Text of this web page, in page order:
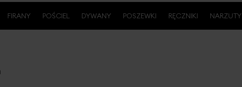
FIRANY POŚCIEL DYWANY POSZEWKI RĘCZNIKI NARZUTY